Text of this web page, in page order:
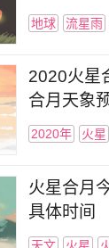
地球 流星雨
2020火星
合月天象
2020年 火星
火星合月
具体时间